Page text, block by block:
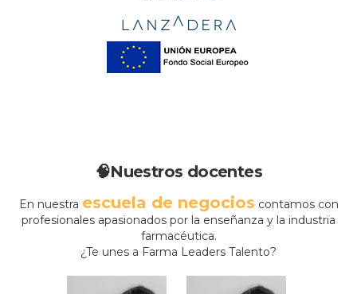
🧠Nuestros docentes
En nuestra escuela de negocios contamos con
profesionales apasionados por la enseñanza y la industria
farmacéutica.
¿Te unes a Farma Leaders Talento?